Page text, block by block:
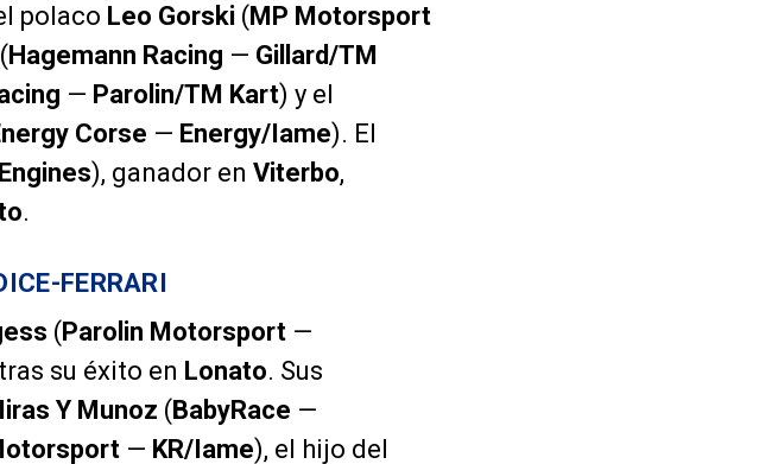
polaco Leo Gorski (MP Motorsport
(Hagemann Racing — Gillard/TM
— Parolin/TM Kart) y el
Corse — Energy/Iame). El
), ganador en Viterbo,
.
FERRARI
(Parolin Motorsport —
su éxito en Lonato. Sus
Y Munoz (BabyRace —
— KR/Iame), el hijo del